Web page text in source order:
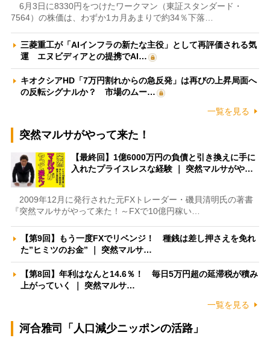
6月3日に8330円をつけたワークマン（東証スタンダード・
7564）の株価は、わずか1カ月あまりで約34％下落…
三菱重工が「AIインフラの新たな主役」として再評価される気
運 エヌビディアとの提携でAI…
キオクシアHD「7万円割れからの急反発」は再びの上昇局面へ
の反転シグナルか？ 市場のムー…
一覧を見る
突然マルサがやって来た！
【最終回】1億6000万円の負債と引き換えに手に
入れたプライスレスな経験 ｜ 突然マルサがや…
2009年12月に発行された元FXトレーダー・磯貝清明氏の著書
『突然マルサがやって来た！～FXで10億円稼い…
【第9回】もう一度FXでリベンジ！ 種銭は差し押さえを免れ
た”ヒミツのお金” ｜ 突然マルサ…
【第8回】年利はなんと14.6％！ 毎日5万円超の延滞税が積み
上がっていく ｜ 突然マルサ…
一覧を見る
河合雅司「人口減少ニッポンの活路」